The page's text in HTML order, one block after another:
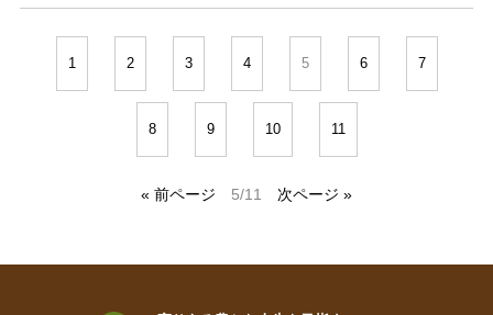
1 2 3 4 5 6 7
8 9 10 11
« 前ページ 5/11 次ページ »